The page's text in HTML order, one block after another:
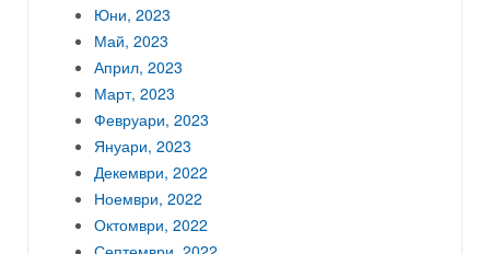
Юни, 2023
Май, 2023
Април, 2023
Март, 2023
Февруари, 2023
Януари, 2023
Декември, 2022
Ноември, 2022
Октомври, 2022